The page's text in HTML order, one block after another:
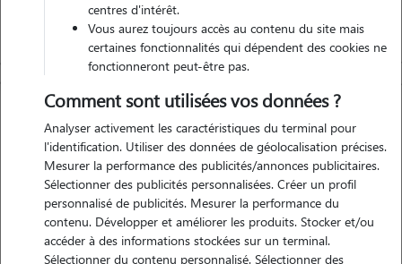
Motivation
centres d'intérêt.
Vous aurez toujours accès au contenu du site mais
certaines fonctionnalités qui dépendent des cookies ne
fonctionneront peut-être pas.
Comment sont utilisées vos données ?
Analyser activement les caractéristiques du terminal pour
l'identification. Utiliser des données de géolocalisation précises.
Mesurer la performance des publicités/annonces publicitaires.
Sélectionner des publicités personnalisées. Créer un profil
personnalisé de publicités. Mesurer la performance du
contenu. Développer et améliorer les produits. Stocker et/ou
accéder à des informations stockées sur un terminal.
Sélectionner du contenu personnalisé. Sélectionner des